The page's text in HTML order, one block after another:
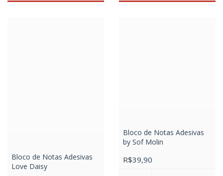
Bloco de Notas Adesivas
Love Daisy
Bloco de Notas Adesivas
by Sof Molin
R$39,90